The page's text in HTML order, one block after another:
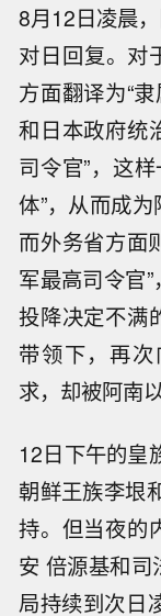
8月12日凌晨
对日回复。对
方面翻译为“
和日本政府
司令官”，这
体”，从而成为
而外务省方面
军最高司令官
投降决定不满
带领下，再
求，却被阿南
12日下午的皇
朝鲜王族李垠
持。但当夜的
安 倍源基和
局持续到次日